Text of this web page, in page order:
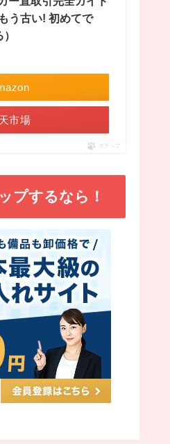
う古い! 初めてで
市場
ポチップ
プするなら！